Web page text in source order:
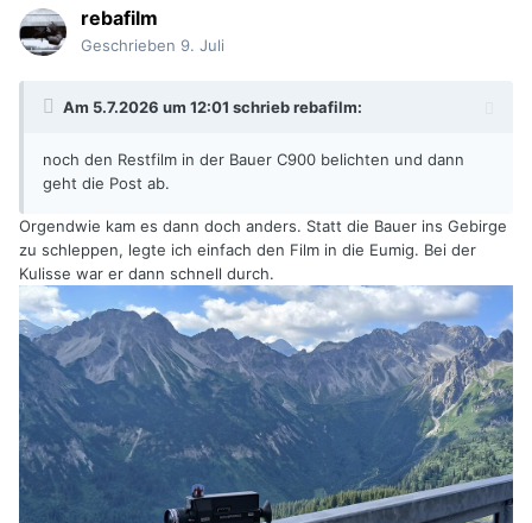
rebafilm
Geschrieben 9. Juli
Am 5.7.2026 um 12:01 schriebrebafilm:
noch den Restfilm in der Bauer C900 belichten und dann
geht die Post ab.
Orgendwie kam es dann doch anders. Statt die Bauer ins Gebirge
zu schleppen, legte ich einfach den Film in die Eumig. Bei der
Kulisse war er dann schnell durch.